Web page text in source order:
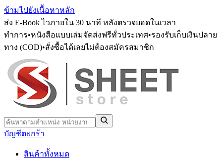
ข้ามไปยังเนื้อหาหลัก
ส่ง E-Book ไวภายใน 30 นาที หลังตรวจยอดในเวลา
ทำการ•หนังสือแบบเล่มจัดส่งฟรีทั่วประเทศ•รองรับเก็บเงินปลาย
ทาง (COD)•สั่งซื้อได้เลยไม่ต้องสมัครสมาชิก
บัญชีตะกร้า
สินค้าทั้งหมด